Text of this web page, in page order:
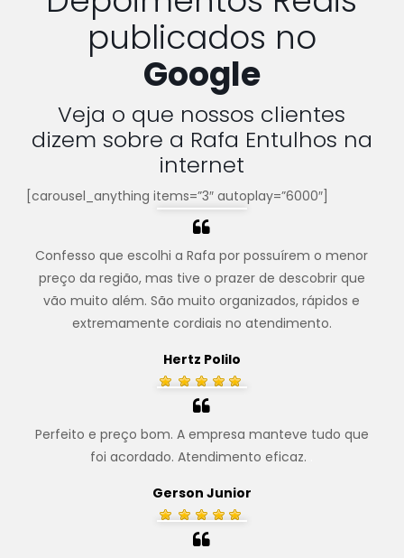
publicados no
Google
Veja o que nossos clientes
dizem sobre a Rafa Entulhos na
internet
[carousel_anything items=”3″ autoplay=”6000″]
Confesso que escolhi a Rafa por possuírem o menor
preço da região, mas tive o prazer de descobrir que
vão muito além. São muito organizados, rápidos e
extremamente cordiais no atendimento.
Hertz Polilo
Perfeito e preço bom. A empresa manteve tudo que
foi acordado. Atendimento eficaz.
Gerson Junior